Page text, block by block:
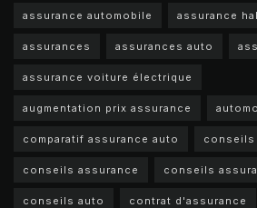
assurance automobile assurance
assurances assurances auto
assurance voiture électrique
augmentation prix assurance
comparatif assurance auto conseils
conseils assurance conseils
conseils auto contrat d'assurance